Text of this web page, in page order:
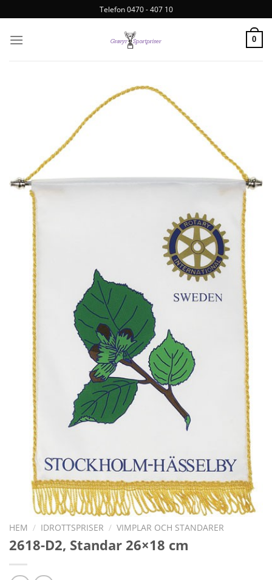
Telefon 0470 - 407 10
0
HEM / IDROTTSPRISER / VIMPLAR OCH STANDARER
2618-D2, Standar 26×18 cm